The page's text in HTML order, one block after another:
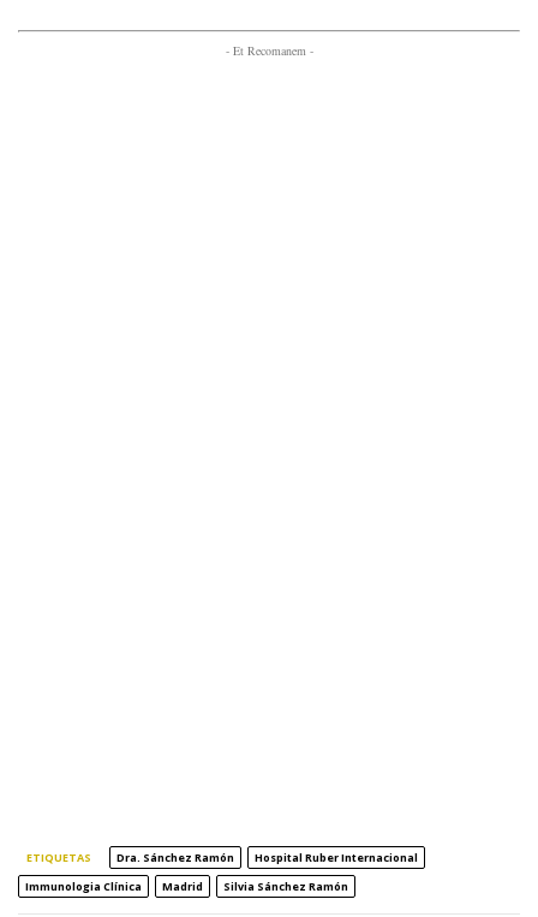
- Et Recomanem -
ETIQUETAS Dra. Sánchez Ramón
Hospital Ruber Internacional
Immunologia Clínica
Madrid Silvia Sánchez Ramón